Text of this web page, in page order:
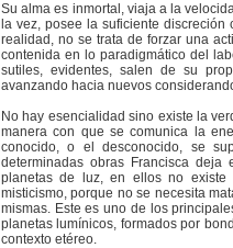
Su alma es inmortal, viaja a la
la vez, posee la suficiente
realidad, no se trata de forzar una
contenida en lo paradigmático del
sutiles, evidentes, salen de su
avanzando hacia nuevos
No hay esencialidad sino existe la
manera con que se comunica la
conocido, o el desconocido, se
determinadas obras Francisca
planetas de luz, en ellos no
misticismo, porque no se necesita
mismas. Este es uno de los
planetas lumínicos, formados por
contexto etéreo.